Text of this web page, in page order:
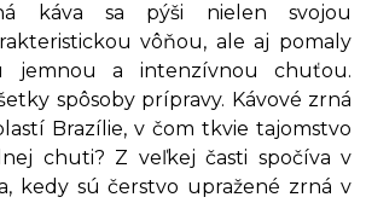
káva sa pýši nielen svojou
vôňou, ale aj pomaly
jemnou a intenzívnou chuťou.
spôsoby prípravy. Kávové zrná
Brazílie, v čom tkvie tajomstvo
chuti? Z veľkej časti spočíva v
kedy sú čerstvo upražené zrná v